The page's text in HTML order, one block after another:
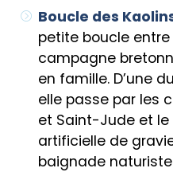
Boucle des
petite boucle
campagne
en famille. D’une
elle passe par les
et Saint-Jude et
artificielle de
baignade